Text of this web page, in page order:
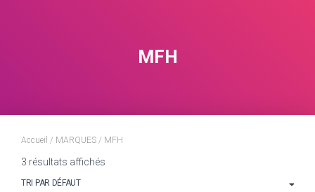
MFH
Accueil / MARQUES / MFH
3 résultats affichés